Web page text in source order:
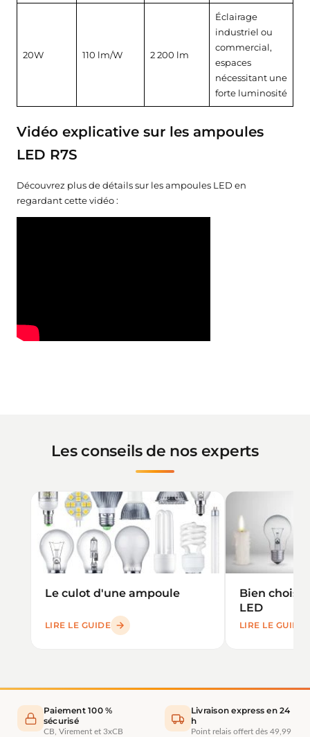
20W 110 lm/W 2 200 lm
Éclairage
industriel ou
commercial,
espaces
nécessitant une
forte luminosité
Vidéo explicative sur les ampoules
LED R7S
Découvrez plus de détails sur les ampoules LED en
regardant cette vidéo :
Les conseils de nos experts
Le culot d'une ampoule
LIRE LE GUIDE
Bien choisir
LED
LIRE LE GUIDE
Paiement 100 %
sécurisé
CB, Virement et 3xCB
Livraison express en 24
h
Point relais offert dès 49,99